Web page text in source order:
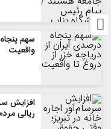
سهم
واقعیت
افزایش
ریالی